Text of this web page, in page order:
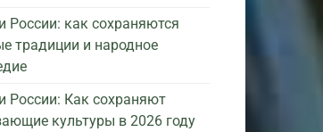
России: как сохраняются
традиции и народное
России: Как сохраняют
культуры в 2026 году